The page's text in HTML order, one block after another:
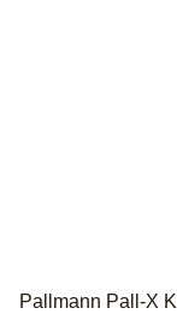
Pallmann Pall-X